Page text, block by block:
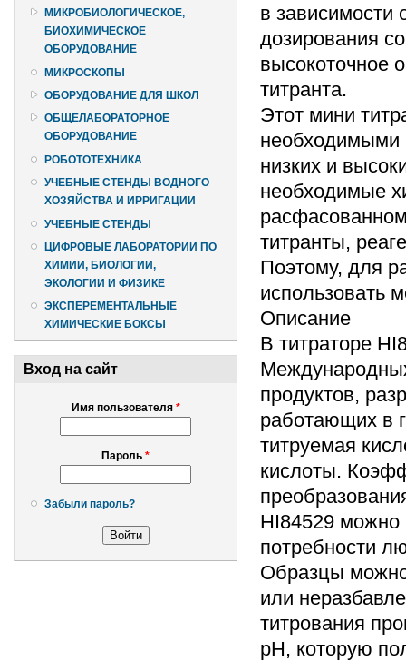
МИКРОБИОЛОГИЧЕСКОЕ,
БИОХИМИЧЕСКОЕ
ОБОРУДОВАНИЕ
МИКРОСКОПЫ
ОБОРУДОВАНИЕ ДЛЯ ШКОЛ
ОБЩЕЛАБОРАТОРНОЕ
ОБОРУДОВАНИЕ
РОБОТОТЕХНИКА
УЧЕБНЫЕ СТЕНДЫ ВОДНОГО
ХОЗЯЙСТВА И ИРРИГАЦИИ
УЧЕБНЫЕ СТЕНДЫ
ЦИФРОВЫЕ ЛАБОРАТОРИИ ПО
ХИМИИ, БИОЛОГИИ,
ЭКОЛОГИИ И ФИЗИКЕ
ЭКСПЕРЕМЕНТАЛЬНЫЕ
ХИМИЧЕСКИЕ БОКСЫ
Вход на сайт
Имя пользователя *
Пароль *
Забыли пароль?
в зависимости
дозирования
высокоточное
титранта.
Этот мини
необходимыми
низких и
необходимые
титранты,
Поэтому, для
использовать
Описание
В титраторе
продуктов,
работающих в
титруемая
кислоты.
HI84529 можно
потребности
Образцы
или
титрования
рН, которую